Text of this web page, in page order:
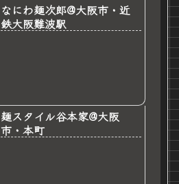
なにわ麺次郎@大阪市・近
鉄大阪難波駅
麺スタイル谷本家@大阪
市・本町